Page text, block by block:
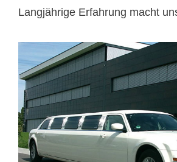
Langjährige Erfahrung macht